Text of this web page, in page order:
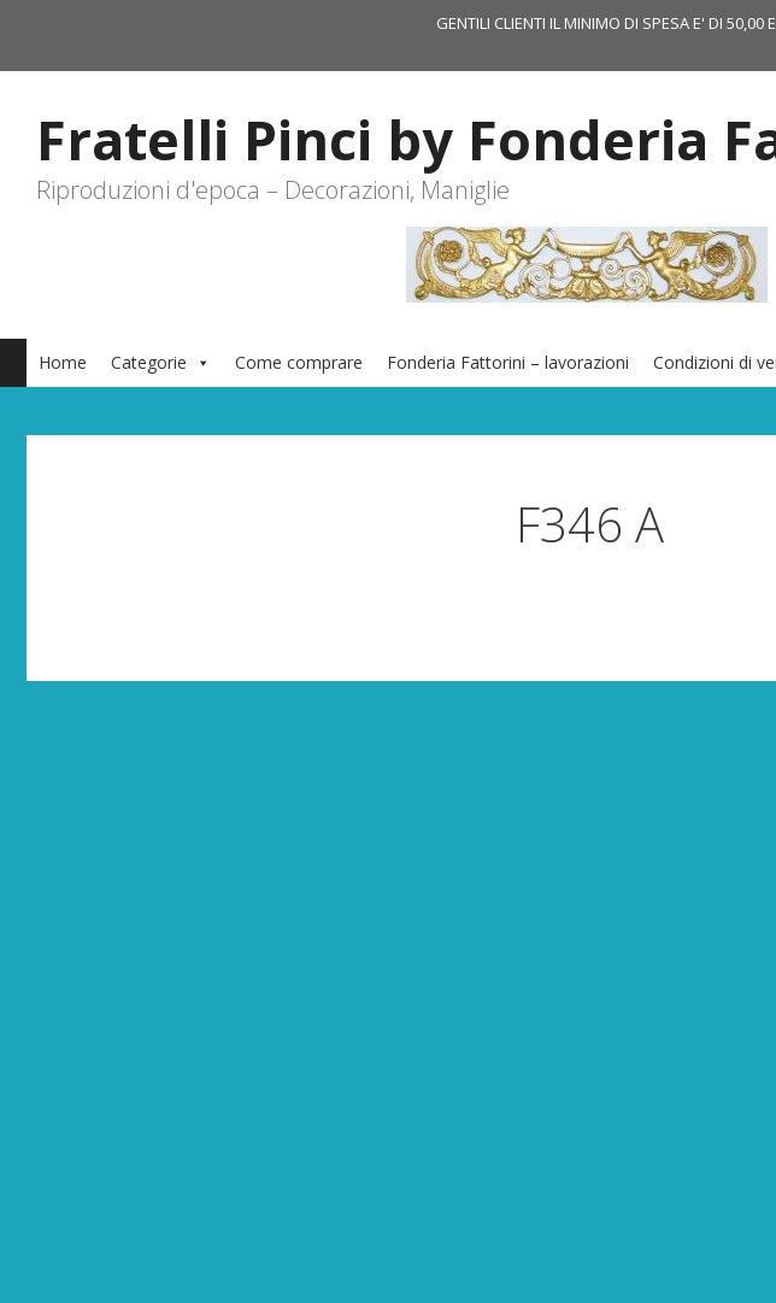
contenuto
GENTILI CLIENTI IL MINIMO DI SPESA E' DI 50,00
Fratelli Pinci by Fonderia
Riproduzioni d'epoca – Decorazioni, Maniglie
Home Categorie Come comprare Fonderia Fattorini – lavorazioni Condizioni di
F346 A